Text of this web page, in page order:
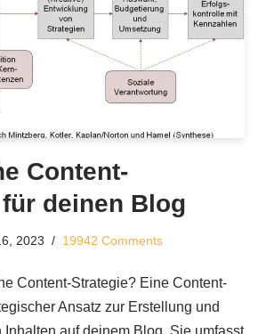
Content-
deinen Blog
2023 19942 Comments
Content-Strategie? Eine Content-
Ansatz zur Erstellung und